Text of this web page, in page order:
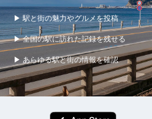
▶ 駅と街の魅力やグルメを投稿
▶ 全国の駅に訪れた記録を残せる
▶ あらゆる駅と街の情報を確認